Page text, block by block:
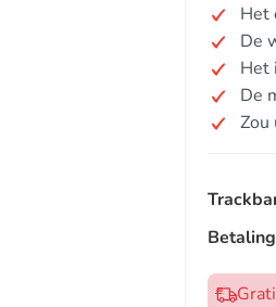
Het
De
Het
De
Zou